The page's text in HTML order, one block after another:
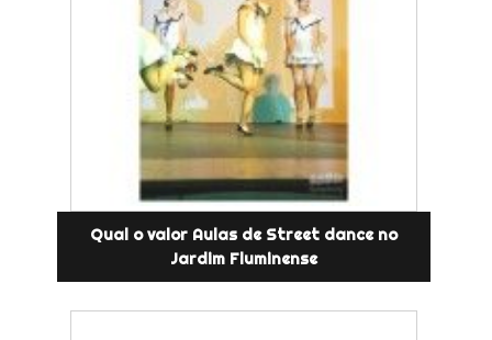
Qual o valor Aulas de Street dance no
Jardim Fluminense